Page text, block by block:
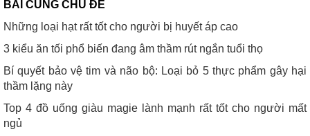
BÀI CÙNG CHỦ ĐỀ
Những loại hạt rất tốt cho người bị huyết áp cao
3 kiểu ăn tối phổ biến đang âm thầm rút ngắn tuổi thọ
Bí quyết bảo vệ tim và não bộ: Loại bỏ 5 thực phẩm gây hại
thầm lặng này
Top 4 đồ uống giàu magie lành mạnh rất tốt cho người mất
ngủ